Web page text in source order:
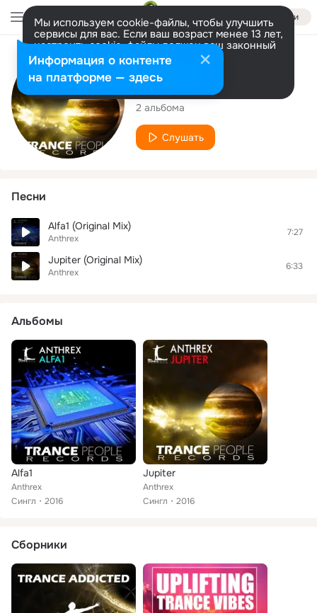
Войти
Мы используем cookie-файлы, чтобы улучшить
сервисы для вас. Если ваш возраст менее 13 лет,
настроить cookie-файлы должен ваш законный
представитель. Больше информации
Разрешить все Настроить
Исполнитель
Anthrex
2 альбома
Слушать
Песни
Alfa1 (Original Mix)
Anthrex
7:27
Jupiter (Original Mix)
Anthrex
6:33
Альбомы
Alfa1
Anthrex
Сингл
2016
Jupiter
Anthrex
Сингл
2016
Сборники
Информация о контенте
на платформе — здесь